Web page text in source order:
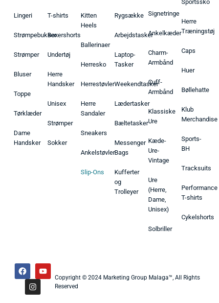
Lingeri
Strømpebukser
Strømper
Bluser
Toppe
Tørklæder
Dame
Handsker
T-shirts
Boxershorts
Undertøj
Herre
Handsker
Unisex
Strømper
Sokker
Kitten
Heels
Ballerinaer
Herresko
Herrestøvler
Herre
Sandaler
Sneakers
Ankelstøvler
Slip-Ons
Rygsække
Arbejdstasker
Laptop-
Tasker
Weekendtasker
Lædertasker
Bæltetasker
Messenger
Bags
Kufferter
og
Trolleyer
Signetringe
Ankelkæder
Charm-
Armbånd
Cuff-
Armbånd
Klassiske
Ure
Kæde-
Ure-
Vintage
Ure
(Herre,
Dame,
Unisex)
Solbriller
Sportssko
Herre
Træningstøj
Caps
Huer
Bøllehatte
Klub
Merchandise
Sports-
BH
Tracksuits
Performance
T-shirts
Cykelshorts
Copyright © 2024 Marketing Group Malaga™, All Rights
Reserved